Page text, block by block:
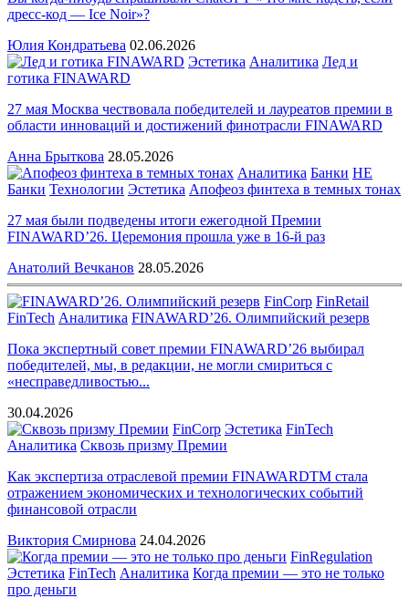
дресс-код — Ice Noir»?
Юлия Кондратьева 02.06.2026
Эстетика Аналитика Лед и
готика FINAWARD
27 мая Москва чествовала победителей и лауреатов премии в
области инноваций и достижений финотрасли FINAWARD
Анна Брыткова 28.05.2026
Аналитика Банки НЕ
Банки Технологии Эстетика Апофеоз финтеха в темных тонах
27 мая были подведены итоги ежегодной Премии
FINAWARD’26. Церемония прошла уже в 16-й раз
Анатолий Вечканов 28.05.2026
FinCorp FinRetail
FinTech Аналитика FINAWARD’26. Олимпийский резерв
Пока экспертный совет премии FINAWARD’26 выбирал
победителей, мы, в редакции, не могли смириться с
«несправедливостью...
30.04.2026
FinCorp Эстетика FinTech
Аналитика Сквозь призму Премии
Как экспертиза отраслевой премии FINAWARDТМ стала
отражением экономических и технологических событий
финансовой отрасли
Виктория Смирнова 24.04.2026
FinRegulation
Эстетика FinTech Аналитика Когда премии — это не только
про деньги